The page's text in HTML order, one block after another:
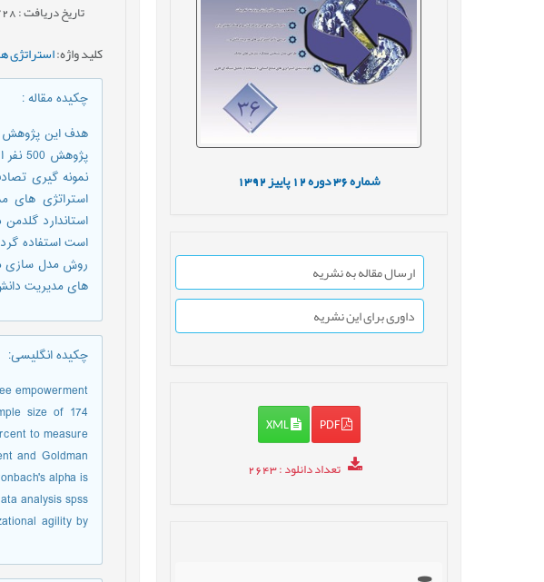
شماره دوره پاییز1392
ارسال مقاله به نشریه
داوری برای این نشریه
PDF
XML
تعداد دانلود: 2643
تاریخ دریافت : 1394/12/28
کلید واژه:استراتژی
چکیده مقاله:
هدف این پژوهش
استراتژی های
است استفاده
های مدیریت دانش و
چکیده انگلیسی:
empowerment
size of 174
to measure
and Goldman
alpha is
analysis spss
agility by